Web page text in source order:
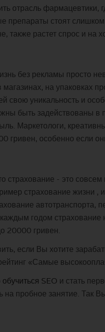
отрасль
препараты стоят
также растет спрос и
без рекламы просто
на упаковках
свою уникальность и
быть задействованы
Маркетологи,
гривен, особенно если
страхование - это
страхование жизни
автотранспорта,
годом
20000 гривен.
если Вы хотите
«Самые
обучиться SEO и стать
пробное занятие. Так